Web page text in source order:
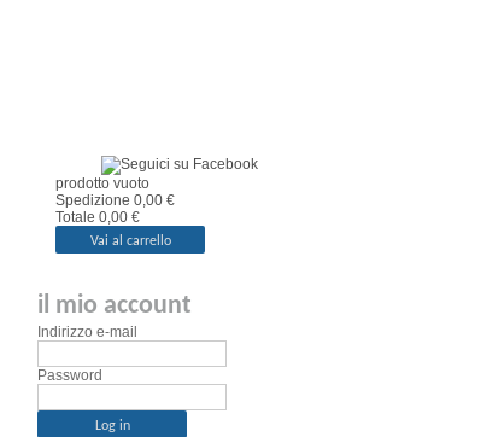
prodotto vuoto
Spedizione 0,00 €
Totale 0,00 €
Vai al carrello
il mio account
Indirizzo e-mail
Password